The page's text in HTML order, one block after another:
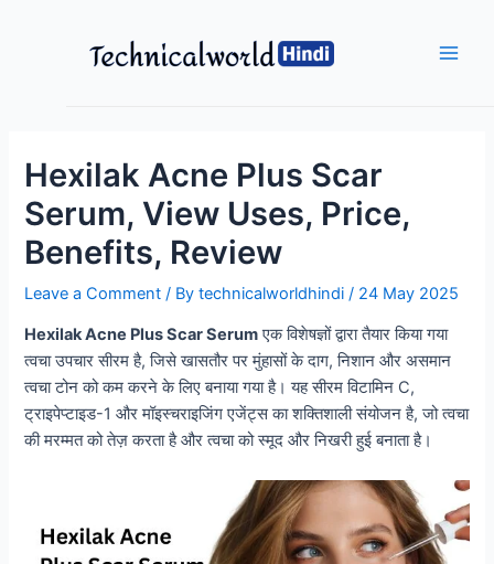
Hexilak Acne Plus Scar
Serum, View Uses, Price,
Benefits, Review
Leave a Comment / Bytechnicalworldhindi/ 24 May 2025
Hexilak Acne Plus Scar Serumएक विशेषज्ञों द्वारा तैयार किया गया
त्वचा उपचार सीरम है, जिसे खासतौर पर मुंहासों के दाग, निशान और असमान
त्वचा टोन को कम करने के लिए बनाया गया है। यह सीरम विटामिन C,
ट्राइपेप्टाइड-1 और मॉइस्चराइजिंग एजेंट्स का शक्तिशाली संयोजन है, जो त्वचा
की मरम्मत को तेज़ करता है और त्वचा को स्मूद और निखरी हुई बनाता है।